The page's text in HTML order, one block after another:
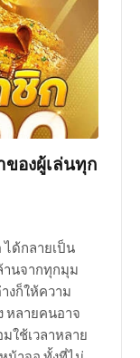
องผู้เล่นทุก
ด้กลายเป็น
นจากทุกมุม
งก็ให้ความ
หลายคนอาจ
ใช้เวลาหลาย